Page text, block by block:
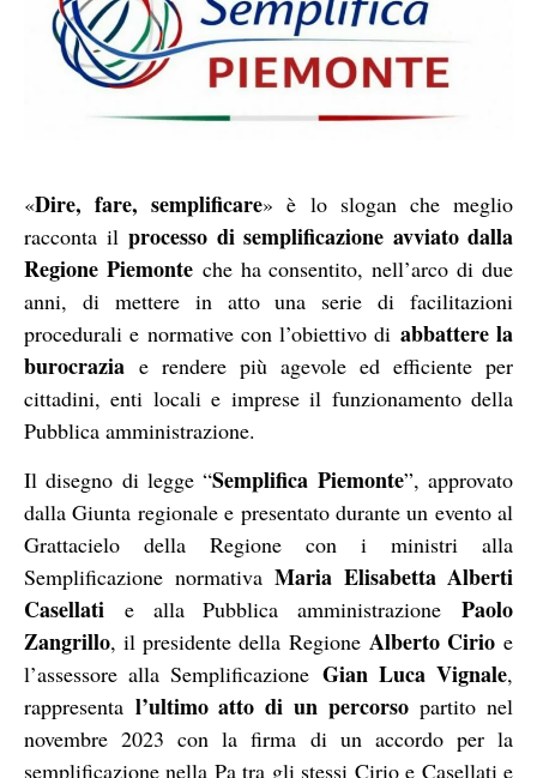
«Dire, fare, semplificare» è lo slogan che meglio
racconta il processo di semplificazione avviato dalla
Regione Piemonteche ha consentito, nell’arco di due
anni, di mettere in atto una serie di facilitazioni
procedurali e normative con l’obiettivo di abbattere la
burocrazia e rendere più agevole ed efficiente per
cittadini, enti locali e imprese il funzionamento della
Pubblica amministrazione.
Il disegno di legge “Semplifica Piemonte”, approvato
dalla Giunta regionale e presentato durante un evento al
Grattacielo della Regione con i ministri alla
Semplificazione normativa Maria Elisabetta Alberti
Casellati e alla Pubblica amministrazionePaolo
Zangrillo, il presidente della RegioneAlberto Cirioe
l’assessore alla Semplificazione Gian Luca Vignale,
rappresenta l’ultimo atto di un percorsopartito nel
novembre 2023 con la firma di un accordo per la
semplificazione nella Pa tra gli stessi Cirio e Casellati e